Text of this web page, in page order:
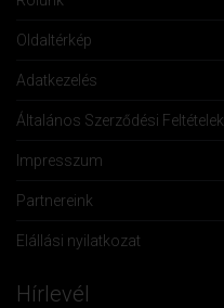
Oldaltérkép
Adatkezelés
Általános Szerződési Feltételek
Impresszum
Partnereink
Elállási nyilatkozat
Hírlevél